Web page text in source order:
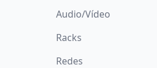
Audio/Vídeo
Racks
Redes